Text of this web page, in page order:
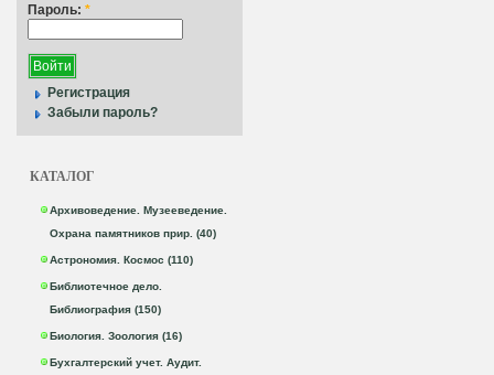
Пароль: *
Регистрация
Забыли пароль?
КАТАЛОГ
Архивоведение. Музееведение.
Охрана памятников прир. (40)
Астрономия. Космос (110)
Библиотечное дело.
Библиография (150)
Биология. Зоология (16)
Бухгалтерский учет. Аудит.